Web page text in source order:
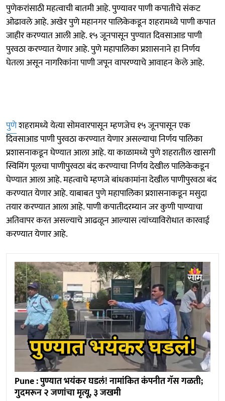
पुणेकरांसाठी महत्वाची बातमी आहे. पुण्यावर पाणी कपातीचे संकट
ओढावले आहे. अखेर पुणे महानगर पालिकेकडून शहरामध्ये पाणी कपात
जाहीर करण्यात आली आहे. १५ जूनपासून पुण्यात दिवसाआड पाणी
पुरवठा करण्यात येणार आहे. पुणे महापालिका प्रशासनाने हा निर्णय
घेतला असून नागरिकांना पाणी जपून वापरण्याचे आवाहन केले आहे.
पुणेशहरामध्ये येत्या सोमवारपासून म्हणजेच १५ जूनपासून एक
दिवसाआड पाणी पुरवठा करण्यात येणार असल्याचा निर्णय पालिका
प्रशासनाकडून घेण्यात आला आहे. या काळामध्ये पुणे शहरातील खासगी
स्विमिंग पूलचा पाणीपुरवठा बंद करण्याचा निर्णय देखील पालिकेकडून
घेण्यात आला आहे. महत्वाचे म्हणजे बांधकामांना देखील पाणीपुरवठा बंद
करण्यात येणार आहे. याबाबत पुणे महापालिका प्रशासनाकडून मसुदा
तयार करण्यात आला आहे. पाणी कपातीदरम्यान जर कुणी पाण्याचा
अतिवापर करत असल्याचे आढळून आल्यास त्यांच्याविरोधात कारवाई
करण्यात येणार आहे.
Pune : पुण्यात भयंकर घडलं! नामांकित कंपनीत गॅस गळती;
गुदमरून २ जणांचा मृत्यू, ३ जखमी